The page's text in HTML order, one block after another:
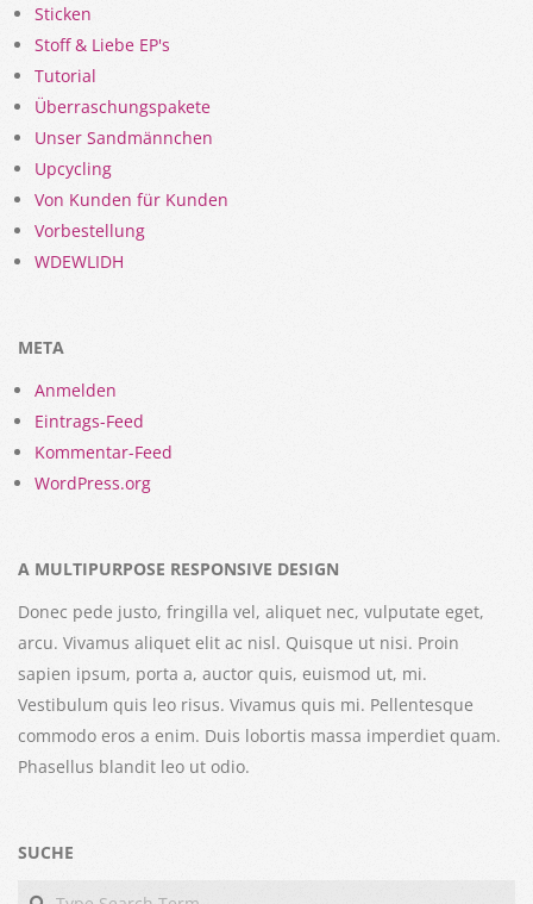
Sticken
Stoff & Liebe EP's
Tutorial
Überraschungspakete
Unser Sandmännchen
Upcycling
Von Kunden für Kunden
Vorbestellung
WDEWLIDH
META
Anmelden
Eintrags-Feed
Kommentar-Feed
WordPress.org
A MULTIPURPOSE RESPONSIVE DESIGN
Donec pede justo, fringilla vel, aliquet nec, vulputate eget,
arcu. Vivamus aliquet elit ac nisl. Quisque ut nisi. Proin
sapien ipsum, porta a, auctor quis, euismod ut, mi.
Vestibulum quis leo risus. Vivamus quis mi. Pellentesque
commodo eros a enim. Duis lobortis massa imperdiet quam.
Phasellus blandit leo ut odio.
SUCHE
Search